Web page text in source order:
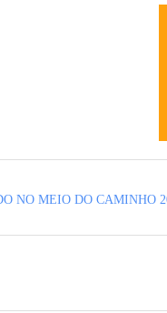
NO MEIO DO CAMINHO